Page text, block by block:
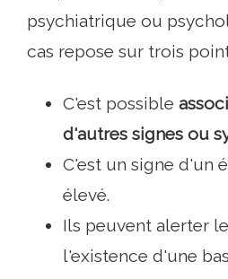
psychiatrique ou
cas repose sur trois
C'est possible
d'autres signes ou
C'est un signe d'un
élevé.
Ils peuvent alerter
l'existence d'une